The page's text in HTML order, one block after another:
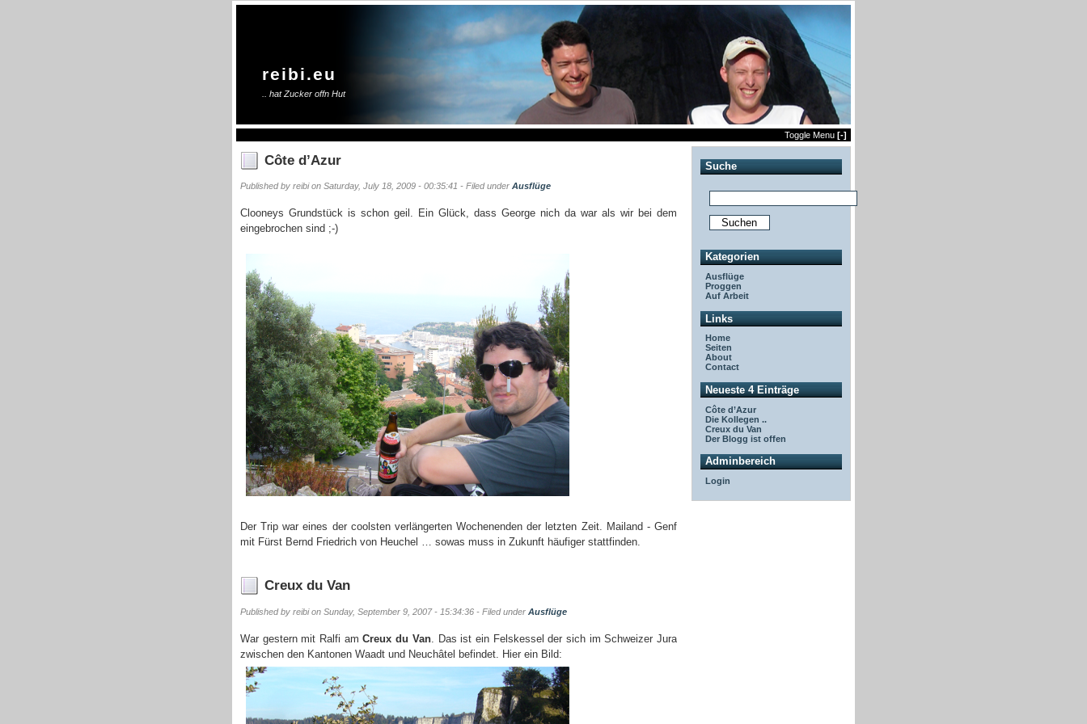
reibi.eu
.. hat Zucker offn Hut
Toggle Menu [-]
Côte d’Azur
Published by reibi on Saturday, July 18, 2009 - 00:35:41 - Filed under Ausflüge
Clooneys Grundstück is schon geil. Ein Glück, dass George nich da war als wir bei dem
eingebrochen sind ;-)
Der Trip war eines der coolsten verlängerten Wochenenden der letzten Zeit. Mailand - Genf
mit Fürst Bernd Friedrich von Heuchel … sowas muss in Zukunft häufiger stattfinden.
Creux du Van
Published by reibi on Sunday, September 9, 2007 - 15:34:36 - Filed under Ausflüge
War gestern mit Ralfi amCreux du Van. Das ist ein Felskessel der sich im Schweizer Jura
zwischen den Kantonen Waadt und Neuchâtel befindet. Hier ein Bild:
Suche
Kategorien
Ausflüge
Proggen
Auf Arbeit
Links
Home
Seiten
About
Contact
Neueste 4 Einträge
Côte d’Azur
Die Kollegen ..
Creux du Van
Der Blogg ist offen
Adminbereich
Login